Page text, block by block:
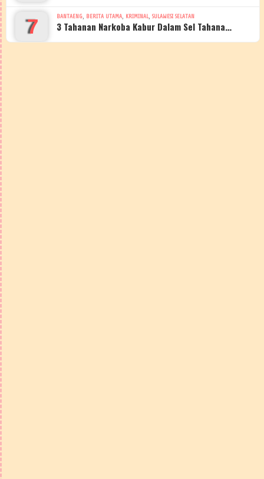
7 BANTAENG BERITA UTAMA KRIMINAL SULAWESI SELATAN
3 Tahanan Narkoba Kabur Dalam Sel Tahana…